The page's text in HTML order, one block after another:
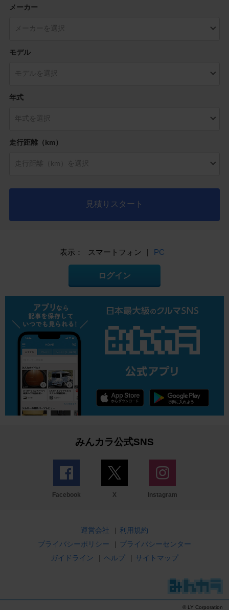
メーカー
モデル
年式
走行距離（km）
見積りスタート
表示： スマートフォン | PC
ログイン
みんカラ公式SNS
Facebook X Instagram
運営会社 | 利用規約
プライバシーポリシー
| プライバシーセンター
ガイドライン
| ヘルプ | サイトマップ
© LY Corporation